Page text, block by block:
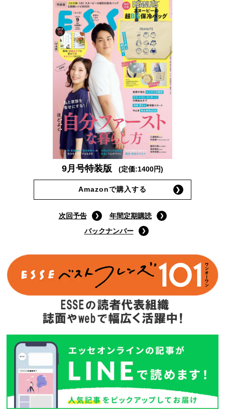
9月号特装版 (定価:1400円)
Amazonで購入する
次回予告
年間定期購読
バックナンバー